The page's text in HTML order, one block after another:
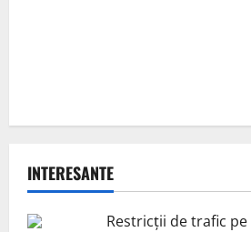
INTERESANTE
Restricții de trafic